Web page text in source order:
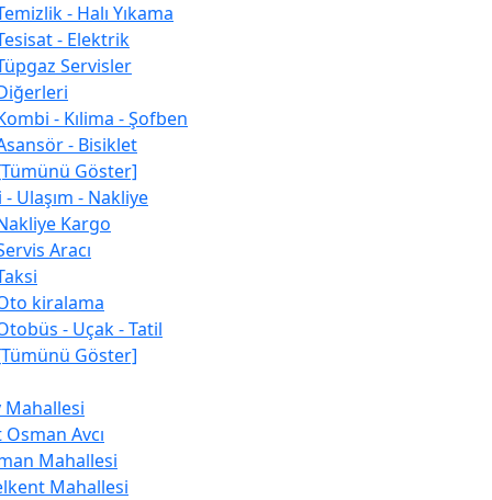
- Halı Yıkama
- Elektrik
Servisler
- Kılima - Şofben
- Bisiklet
Göster]
- Ulaşım - Nakliye
Kargo
Aracı
kiralama
- Uçak - Tatil
Göster]
Mahallesi
Avcı
Mahallesi
Mahallesi